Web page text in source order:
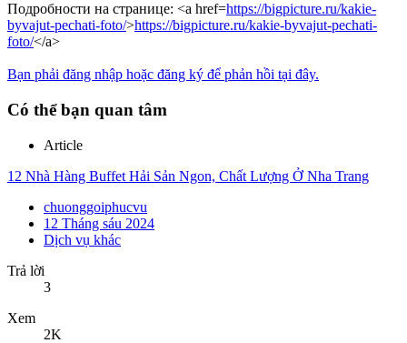
Подробности на странице: <a href=https://bigpicture.ru/kakie-
byvajut-pechati-foto/>https://bigpicture.ru/kakie-byvajut-pechati-
foto/</a>
Bạn phải đăng nhập hoặc đăng ký để phản hồi tại đây.
Có thể bạn quan tâm
Article
12 Nhà Hàng Buffet Hải Sản Ngon, Chất Lượng Ở Nha Trang
chuonggoiphucvu
12 Tháng sáu 2024
Dịch vụ khác
Trả lời
3
Xem
2K